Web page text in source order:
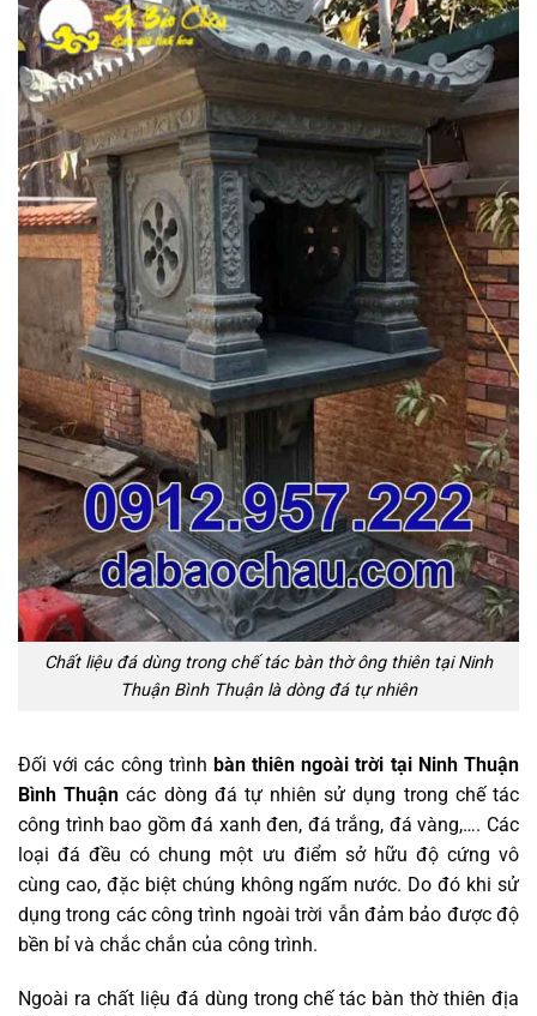
Chất liệu đá dùng trong chế tác bàn thờ ông thiên tại Ninh
Thuận Bình Thuận là dòng đá tự nhiên
Đối với các công trình bàn thiên ngoài trời tại Ninh Thuận
Bình Thuận các dòng đá tự nhiên sử dụng trong chế tác
công trình bao gồm đá xanh đen, đá trắng, đá vàng,…. Các
loại đá đều có chung một ưu điểm sở hữu độ cứng vô
cùng cao, đặc biệt chúng không ngấm nước. Do đó khi sử
dụng trong các công trình ngoài trời vẫn đảm bảo được độ
bền bỉ và chắc chắn của công trình.
Ngoài ra chất liệu đá dùng trong chế tác bàn thờ thiên địa